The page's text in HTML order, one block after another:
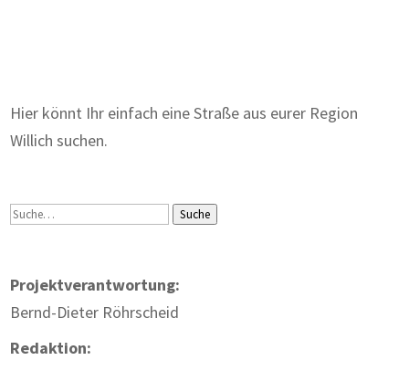
Hier könnt Ihr einfach eine Straße aus eurer Region
Willich suchen.
Suche Suche
Projektverantwortung:
Bernd-Dieter Röhrscheid
Redaktion: